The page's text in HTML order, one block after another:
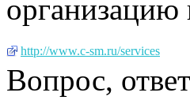
организацию
http://www.c-sm.ru/services
Вопрос,